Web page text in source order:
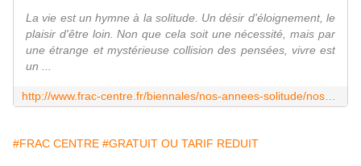
La vie est un hymne à la solitude. Un désir d'éloignement, le
plaisir d'être loin. Non que cela soit une nécessité, mais par
une étrange et mystérieuse collision des pensées, vivre est
un ...
#FRAC CENTRE #GRATUIT OU TARIF REDUIT